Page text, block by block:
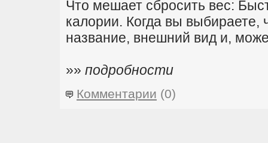
Что мешает сбросить вес:
калории. Когда вы выбираете,
название, внешний вид и,
»» подробности
Комментарии (0)